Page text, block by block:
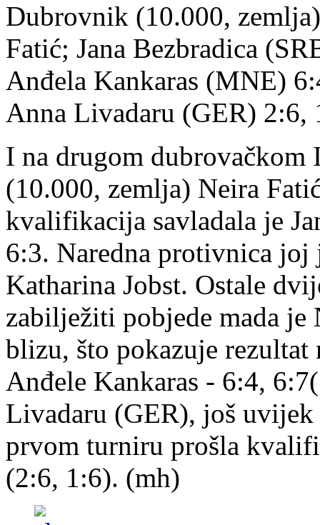
Dubrovnik (10.000,
Fatić; Jana Bezbradica
Anđela Kankaras (MNE)
Anna Livadaru (GER) 2:6,
I na drugom
(10.000, zemlja) Neira
kvalifikacija savladala je
6:3. Naredna protivnica
Katharina Jobst. Ostale
zabilježiti pobjede mada
blizu, što pokazuje
Anđele Kankaras - 6:4,
Livadaru (GER), još
prvom turniru prošla
(2:6, 1:6). (mh)